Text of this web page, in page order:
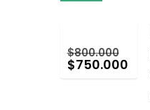
$800.000
$750.000